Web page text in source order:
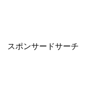
スポンサードサーチ